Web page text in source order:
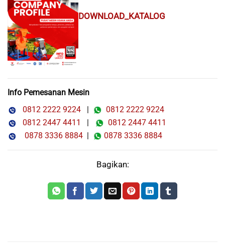
DOWNLOAD_KATALOG
Info Pemesanan Mesin
0812 2222 9224 |
0812 2222 9224
0812 2447 4411
|
0812 2447 4411
0878 3336 8884 | 0878 3336 8884
Bagikan: